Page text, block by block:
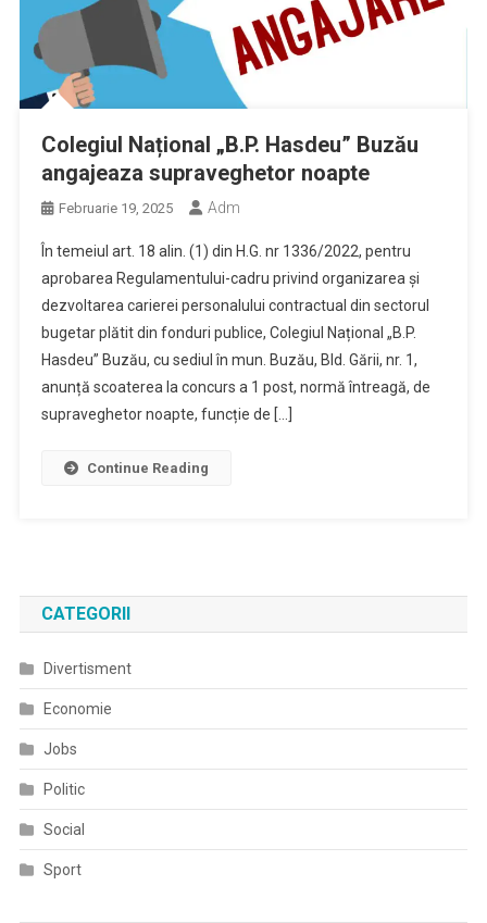
Colegiul Național „B.P. Hasdeu” Buzău
angajeaza supraveghetor noapte
Februarie 19, 2025 Adm
În temeiul art. 18 alin. (1) din H.G. nr 1336/2022, pentru
aprobarea Regulamentului-cadru privind organizarea și
dezvoltarea carierei personalului contractual din sectorul
bugetar plătit din fonduri publice, Colegiul Național „B.P.
Hasdeu” Buzău, cu sediul în mun. Buzău, Bld. Gării, nr. 1,
anunță scoaterea la concurs a 1 post, normă întreagă, de
supraveghetor noapte, funcție de […]
Continue Reading
CATEGORII
Divertisment
Economie
Jobs
Politic
Social
Sport